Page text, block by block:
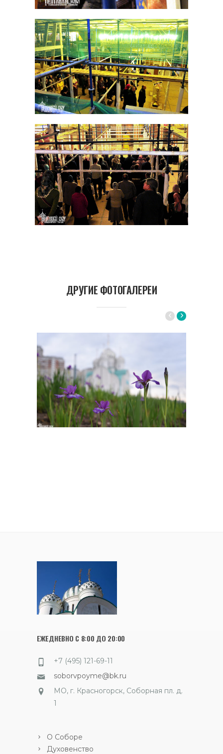
ДРУГИЕ ФОТОГАЛЕРЕИ
ЕЖЕДНЕВНО С 8:00 ДО 20:00
+7 (495) 121-69-11
soborvpoyme@bk.ru
МО, г. Красногорск, Соборная пл. д.
1
О Соборе
Духовенство